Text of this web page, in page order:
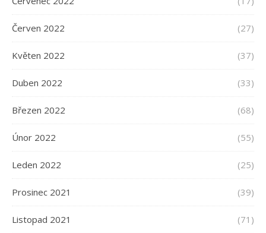
Červen 2022 (27)
Květen 2022 (37)
Duben 2022 (33)
Březen 2022 (68)
Únor 2022 (55)
Leden 2022 (25)
Prosinec 2021 (39)
Listopad 2021 (71)